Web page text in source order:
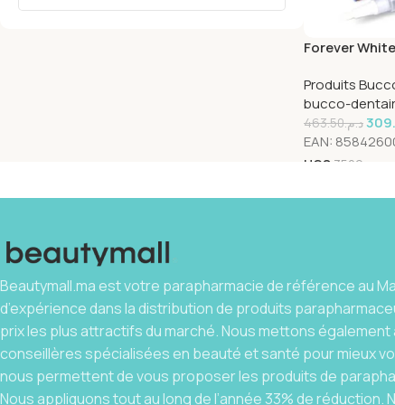
Forever
Produits
bucco-
د.م.463.50
EAN:
UGS 3509
Beautymall.ma est votre parapharmacie de référence au
d’expérience dans la distribution de produits
prix les plus attractifs du marché. Nous mettons
conseillères spécialisées en beauté et santé pour mieux
nous permettent de vous proposer les produits de
Nous appliquons tout au long de l’année 33% de réduction.